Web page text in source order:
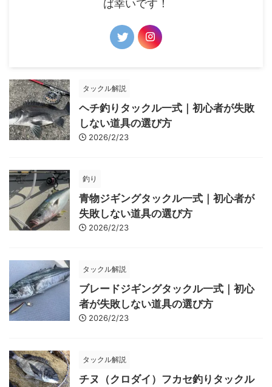
ば幸いです！
タックル解説
ヘチ釣りタックル一式｜初心者が失敗
しない道具の選び方
2026/2/23
釣り
青物ジギングタックル一式｜初心者が
失敗しない道具の選び方
2026/2/23
タックル解説
ブレードジギングタックル一式｜初心
者が失敗しない道具の選び方
2026/2/23
タックル解説
チヌ（クロダイ）フカセ釣りタックル